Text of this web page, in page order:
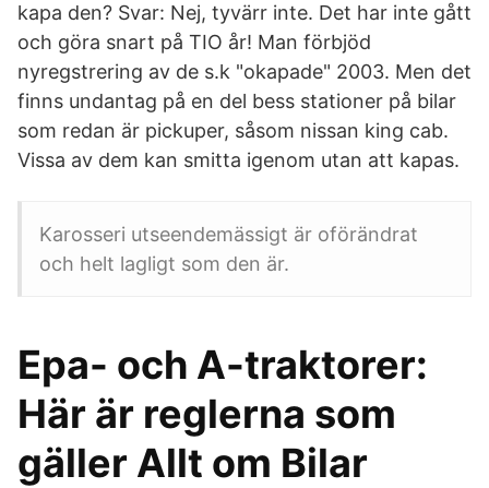
kapa den? Svar: Nej, tyvärr inte. Det har inte gått
och göra snart på TIO år! Man förbjöd
nyregstrering av de s.k "okapade" 2003. Men det
finns undantag på en del bess stationer på bilar
som redan är pickuper, såsom nissan king cab.
Vissa av dem kan smitta igenom utan att kapas.
Karosseri utseendemässigt är oförändrat
och helt lagligt som den är.
Epa- och A-traktorer:
Här är reglerna som
gäller Allt om Bilar